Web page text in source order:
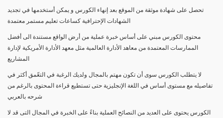
تحصل على شهادة موثقة من الموقع بعد إنهاء الكورس و يمكن أستخدمها في تجديد
الشهادات الإحترافية كساعات تعليم مستمر معتمدة
محتوى الكورس مبني على أساس خبرة عملية من أرض الواقع مستندة الى أفضل
الممارسات المعتمدة من معاهد الأدارة العالمية مثل معهد الأدارة الأمريكية لإدارة
المشاريع
لا يتطلب الكورس سوى أن تكون مهتم بالمجال ولديك الرغبة في التعّمق أكثر في
تفاصيله مع مستوى أساس في اللغة الإنجليزية حتى تستطيع قراءة المحتوى بالرغم من
شرحه بالعربي
الكورس يحتوى على العديد من النصائح العملية بناءً على الخبرة في المجال التى قد لا